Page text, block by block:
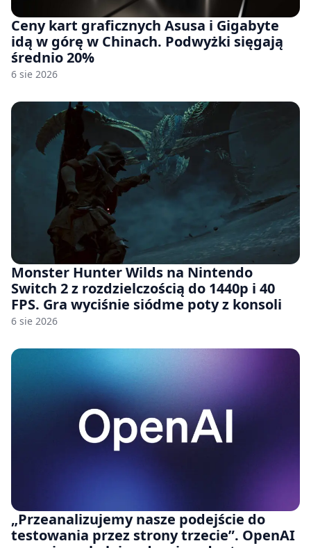
Ceny kart graficznych Asusa i Gigabyte
idą w górę w Chinach. Podwyżki sięgają
średnio 20%
6 sie 2026
Monster Hunter Wilds na Nintendo
Switch 2 z rozdzielczością do 1440p i 40
FPS. Gra wyciśnie siódme poty z konsoli
6 sie 2026
„Przeanalizujemy nasze podejście do
testowania przez strony trzecie”. OpenAI